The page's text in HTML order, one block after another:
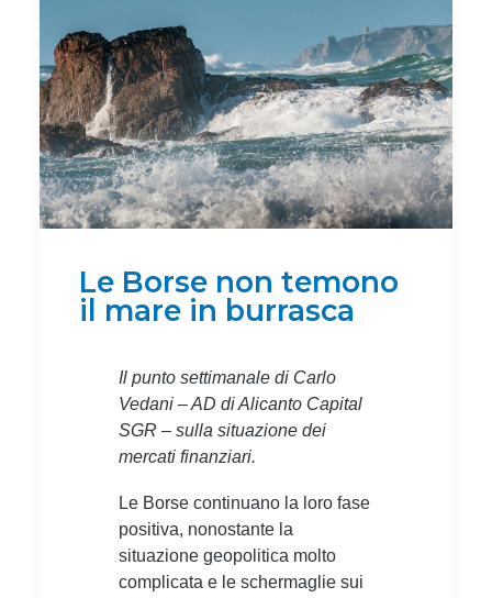
Le Borse non temono
il mare in burrasca
Il punto settimanale di Carlo
Vedani – AD di Alicanto Capital
SGR – sulla situazione dei
mercati finanziari.
Le Borse continuano la loro fase
positiva, nonostante la
situazione geopolitica molto
complicata e le schermaglie sui